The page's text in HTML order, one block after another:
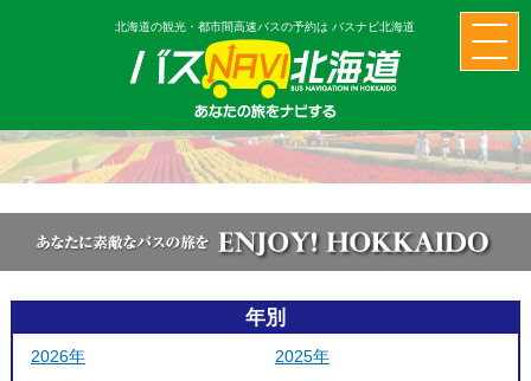
北海道の観光・都市間高速バスの予約は バスナビ北海道
年別
2026年 2025年